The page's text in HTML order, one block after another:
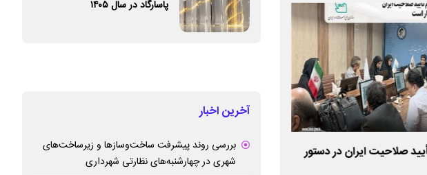
صلاحیت ایران در دستور
دستورالعمل رسیدگی به جرایم حوزه استاندارد
استانداردسازی
پاسارگاد در سال ۱۴۰۵
آخرین اخبار
بررسی روند پیشرفت ساخت‌وسازها و زیرساخت‌های
شهری در چهارشنبه‌های نظارتی شهرداری